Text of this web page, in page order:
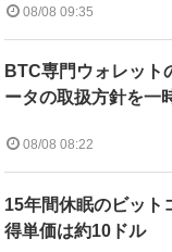
08/08 09:35
BTC専門ウォレット
ータの取扱方針を一
08/08 08:22
15年間休眠のビット
得単価は約10ドル